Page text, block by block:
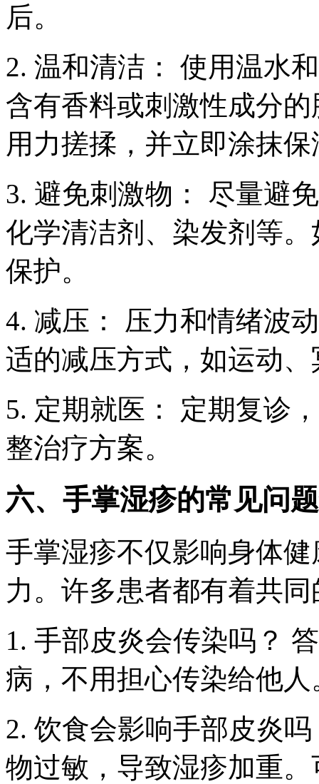
后。
2. 温和清洁： 使用温水
含有香料或刺激性成分
用力搓揉，并立即涂抹
3. 避免刺激物： 尽量避
化学清洁剂、染发剂等
保护。
4. 减压： 压力和情绪波
适的减压方式，如运动
5. 定期就医： 定期复诊
整治疗方案。
六、手掌湿疹的常见问
手掌湿疹不仅影响身体
力。许多患者都有着共
1. 手部皮炎会传染吗？
病，不用担心传染给他人
2. 饮食会影响手部皮炎
物过敏，导致湿疹加重